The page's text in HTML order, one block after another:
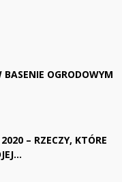
BASENIE OGRODOWYM
– RZECZY, KTÓRE